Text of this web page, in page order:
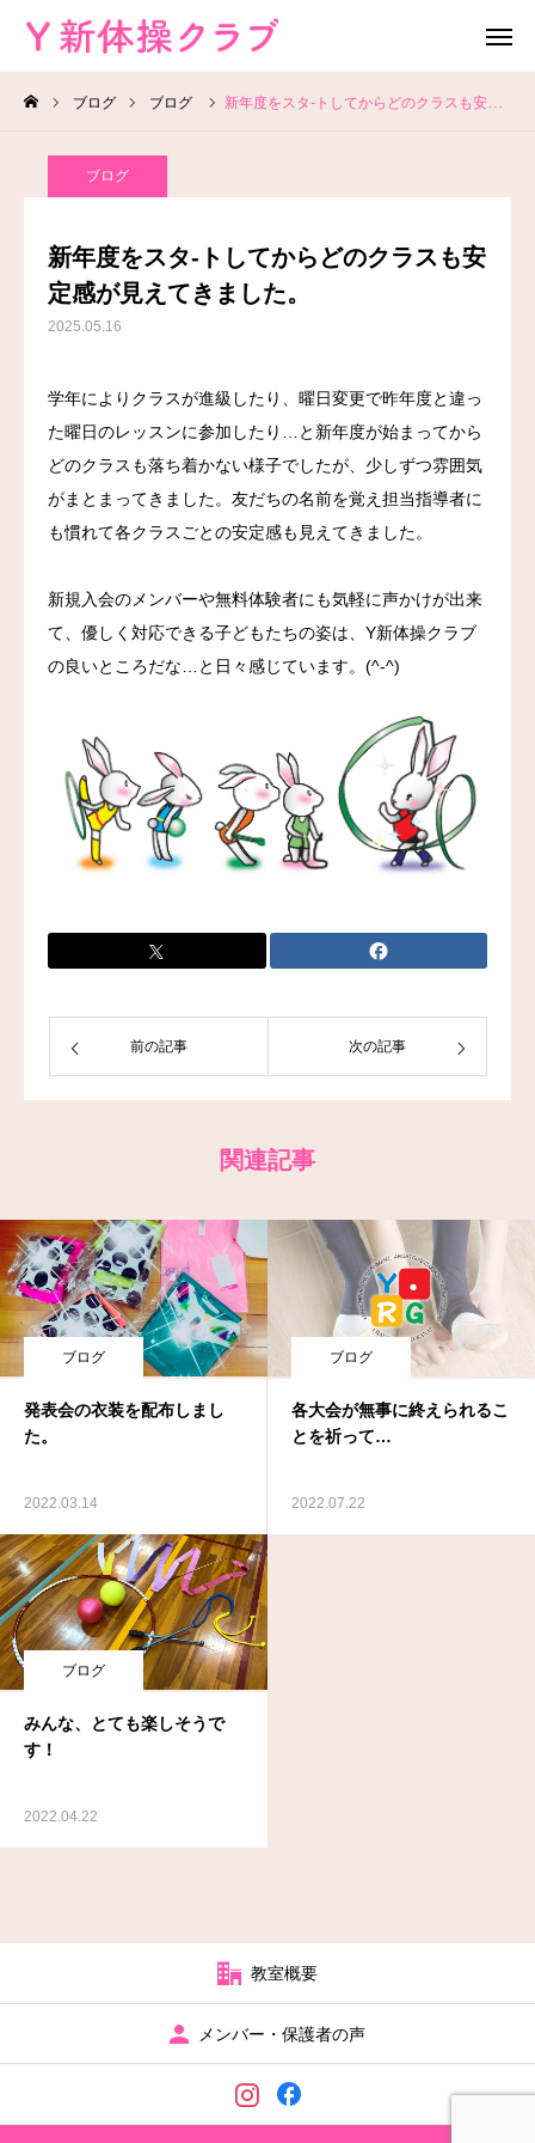
ブログ ブログ 新年度をスタ-トしてからどのクラスも安定感が見えてきました。
ブログ
新年度をスタ-トしてからどのクラスも安
定感が見えてきました。
2025.05.16
学年によりクラスが進級したり、曜日変更で昨年度と違っ
た曜日のレッスンに参加したり…と新年度が始まってから
どのクラスも落ち着かない様子でしたが、少しずつ雰囲気
がまとまってきました。友だちの名前を覚え担当指導者に
も慣れて各クラスごとの安定感も見えてきました。
新規入会のメンバーや無料体験者にも気軽に声かけが出来
て、優しく対応できる子どもたちの姿は、Y新体操クラブ
の良いところだな…と日々感じています。(^-^)
前の記事 次の記事
関連記事
ブログ
発表会の衣装を配布しまし
た。
2022.03.14
ブログ
各大会が無事に終えられるこ
とを祈って…
2022.07.22
ブログ
みんな、とても楽しそうで
す！
2022.04.22
教室概要
メンバー・保護者の声
無料体験
HOME
教室概要
よくある質問
ブログ